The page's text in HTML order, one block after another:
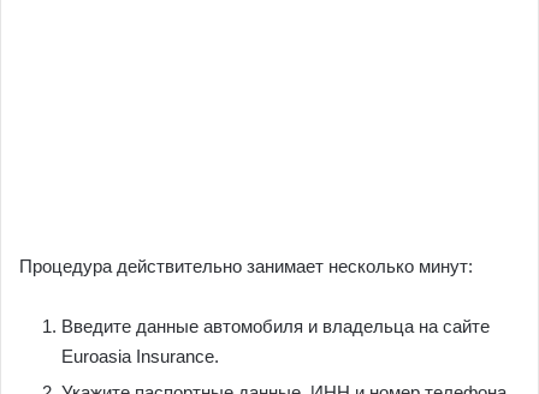
Процедура действительно занимает несколько минут:
Введите данные автомобиля и владельца на сайте
Euroasia Insurance.